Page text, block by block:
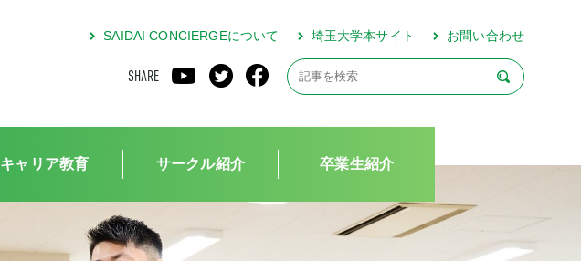
SAIDAI CONCIERGEについて 埼玉大学本サイト お問い合わせ
SHARE
キャリア教育 サークル紹介 卒業生紹介